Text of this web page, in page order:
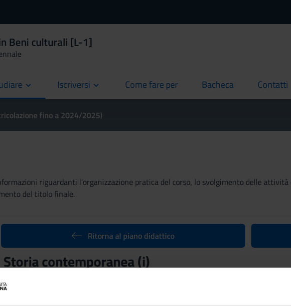
Beni culturali [L-1]
Iscriversi Come fare per
current Bacheca
current Contatti
current
fino a 2024/2025)
riguardanti l'organizzazione pratica del corso, lo svolgimento delle
del titolo finale.
Ritorna al piano didattico
Storia contemporanea (i)
Codice insegnamento
4S01224